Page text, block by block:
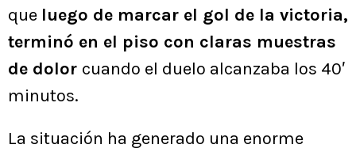
que luego de marcar el gol de la victoria,
terminó en el piso con claras muestras
de dolor cuando el duelo alcanzaba los 40′
minutos.
La situación ha generado una enorme